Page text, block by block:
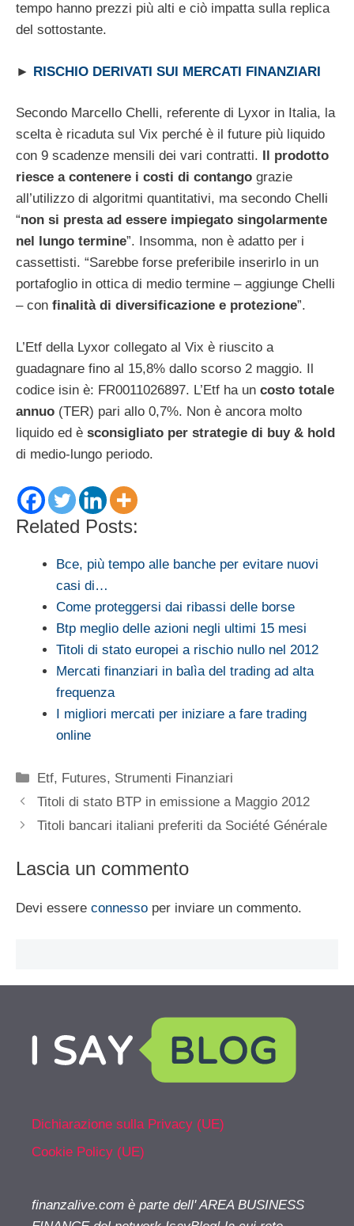
tempo hanno prezzi più alti e ciò impatta sulla replica
del sottostante.
► RISCHIO DERIVATI SUI MERCATI FINANZIARI
Secondo Marcello Chelli, referente di Lyxor in Italia, la
scelta è ricaduta sul Vix perché è il future più liquido
con 9 scadenze mensili dei vari contratti.
Il prodotto
riesce a contenere i costi di contango grazie
all’utilizzo di algoritmi quantitativi, ma secondo Chelli
“non si presta ad essere impiegato singolarmente
nel lungo termine”. Insomma, non è adatto per i
cassettisti. “Sarebbe forse preferibile inserirlo in un
portafoglio in ottica di medio termine – aggiunge Chelli
– con finalità di diversificazione e protezione”.
L’Etf della Lyxor collegato al Vix è riuscito a
guadagnare fino al 15,8% dallo scorso 2 maggio. Il
codice isin è: FR0011026897. L’Etf ha un costo totale
annuo (TER) pari allo 0,7%. Non è ancora molto
liquido ed è sconsigliato per strategie di buy & hold
di medio-lungo periodo.
Related Posts:
Bce, più tempo alle banche per evitare nuovi
casi di…
Come proteggersi dai ribassi delle borse
Btp meglio delle azioni negli ultimi 15 mesi
Titoli di stato europei a rischio nullo nel 2012
Mercati finanziari in balìa del trading ad alta
frequenza
I migliori mercati per iniziare a fare trading
online
Categorie
Etf, Futures, Strumenti Finanziari
Titoli di stato BTP in emissione a Maggio 2012
Titoli bancari italiani preferiti da Société Générale
Lascia un commento
Devi essere connesso per inviare un commento.
Dichiarazione sulla Privacy (UE)
Cookie Policy (UE)
finanzalive.com è parte dell' AREA BUSINESS